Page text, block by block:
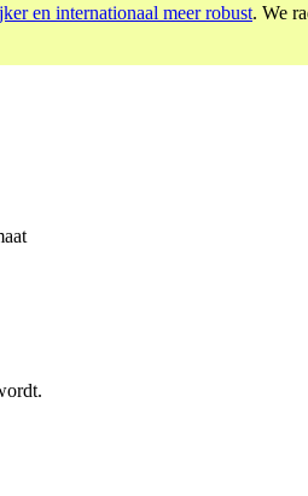
en internationaal meer robust. We